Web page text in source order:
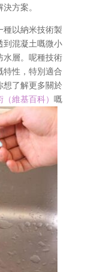
方案。
種以納米技術製
到混凝土嘅微小
水層。呢種技術
特性，特別適合
想了解更多關於
維基百科） 嘅